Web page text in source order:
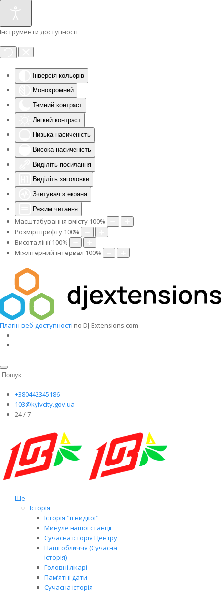
Інструменти доступності
Інверсія кольорів
Монохромний
Темний контраст
Легкий контраст
Низька насиченість
Висока насиченість
Виділіть посилання
Виділіть заголовки
Зчитувач з екрана
Режим читання
Масштабування вмісту 100%
Розмір шрифту 100%
Висота лінії 100%
Міжлітерний інтервал 100%
Плагін веб-доступності по DJ-Extensions.com
+380442345186
103@kyivcity.gov.ua
24 / 7
Ще
Історія
Історія "швидкої"
Минуле нашої станції
Сучасна історія Центру
Наші обличчя (Сучасна
історія)
Головні лікарі
Пам’ятні дати
Сучасна історія